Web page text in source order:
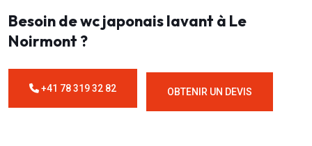
Besoin de wc japonais lavant à Le
Noirmont ?
+41 78 319 32 82 OBTENIR UN DEVIS